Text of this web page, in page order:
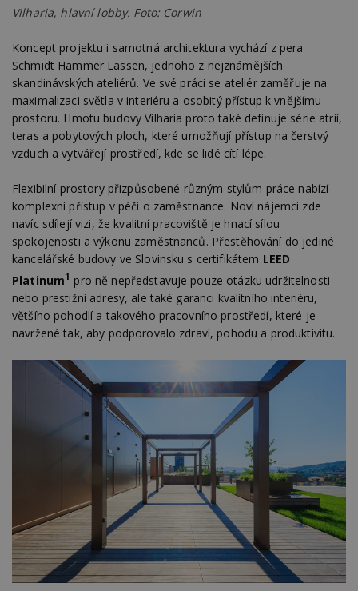
Vilharia, hlavní lobby. Foto: Corwin
Koncept projektu i samotná architektura vychází z pera
Schmidt Hammer Lassen, jednoho z nejznámějších
skandinávských ateliérů. Ve své práci se ateliér zaměřuje na
maximalizaci světla v interiéru a osobitý přístup k vnějšímu
prostoru. Hmotu budovy Vilharia proto také definuje série atrií,
teras a pobytových ploch, které umožňují přístup na čerstvý
vzduch a vytvářejí prostředí, kde se lidé cítí lépe.
Flexibilní prostory přizpůsobené různým stylům práce nabízí
komplexní přístup v péči o zaměstnance. Noví nájemci zde
navíc sdílejí vizi, že kvalitní pracoviště je hnací sílou
spokojenosti a výkonu zaměstnanců. Přestěhování do jediné
kancelářské budovy ve Slovinsku s certifikátem LEED
Platinum1 pro ně nepředstavuje pouze otázku udržitelnosti
nebo prestižní adresy, ale také garanci kvalitního interiéru,
většího pohodlí a takového pracovního prostředí, které je
navržené tak, aby podporovalo zdraví, pohodu a produktivitu.